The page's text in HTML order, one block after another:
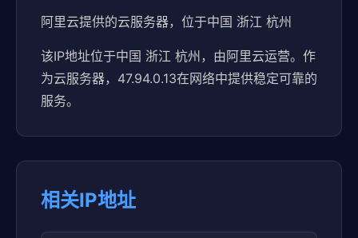
阿里云提供的云服务器，位于中国 浙江 杭州
该IP地址位于中国 浙江 杭州，由阿里云运营。作
为云服务器，47.94.0.13在网络中提供稳定可靠的
服务。
相关IP地址